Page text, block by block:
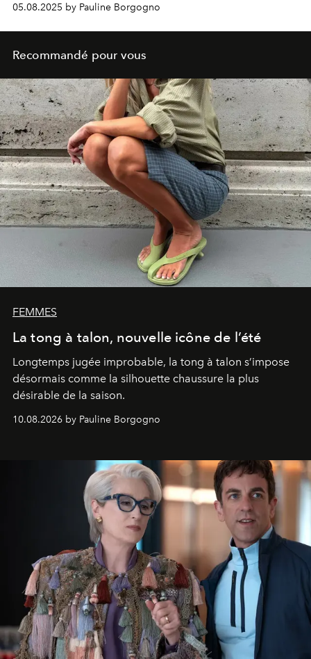
05.08.2025 by Pauline Borgogno
Recommandé pour vous
FEMMES
La tong à talon, nouvelle icône de l’été
Longtemps jugée improbable, la tong à talon s’impose
désormais comme la silhouette chaussure la plus
désirable de la saison.
10.08.2026 by Pauline Borgogno